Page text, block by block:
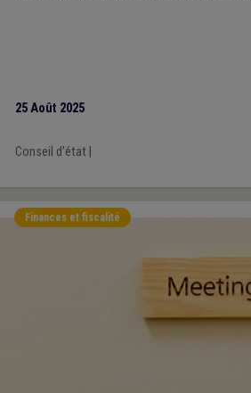
25 Août 2025
Conseil d'état|
Finances et fiscalité